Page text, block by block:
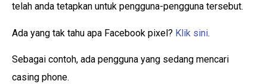
telah anda tetapkan untuk pengguna-pengguna tersebut.
Ada yang tak tahu apa Facebook pixel? Klik sini.
Sebagai contoh, ada pengguna yang sedang mencari
casing phone.